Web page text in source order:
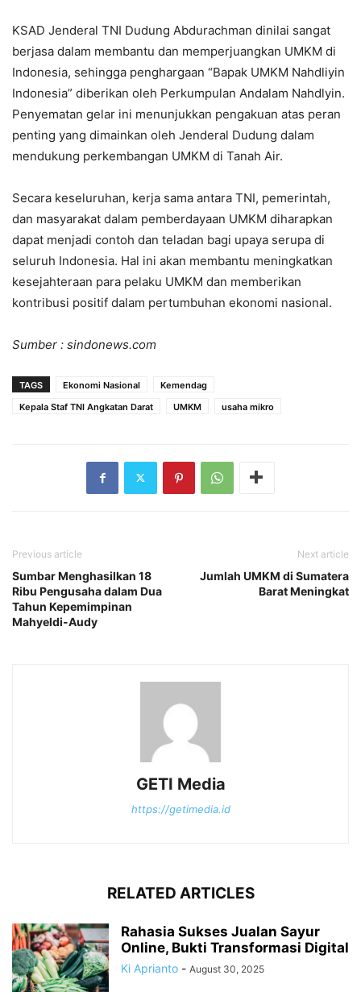
KSAD Jenderal TNI Dudung Abdurachman dinilai sangat
berjasa dalam membantu dan memperjuangkan UMKM di
Indonesia, sehingga penghargaan “Bapak UMKM Nahdliyin
Indonesia” diberikan oleh Perkumpulan Andalam Nahdlyin.
Penyematan gelar ini menunjukkan pengakuan atas peran
penting yang dimainkan oleh Jenderal Dudung dalam
mendukung perkembangan UMKM di Tanah Air.
Secara keseluruhan, kerja sama antara TNI, pemerintah,
dan masyarakat dalam pemberdayaan UMKM diharapkan
dapat menjadi contoh dan teladan bagi upaya serupa di
seluruh Indonesia. Hal ini akan membantu meningkatkan
kesejahteraan para pelaku UMKM dan memberikan
kontribusi positif dalam pertumbuhan ekonomi nasional.
Sumber : sindonews.com
TAGS Ekonomi Nasional
Kemendag
Kepala Staf TNI Angkatan Darat
UMKM usaha mikro
Previous article
Sumbar Menghasilkan 18
Ribu Pengusaha dalam Dua
Tahun Kepemimpinan
Mahyeldi-Audy
Next article
Jumlah UMKM di Sumatera
Barat Meningkat
GETI Media
https://getimedia.id
RELATED ARTICLES
Rahasia Sukses Jualan Sayur
Online, Bukti Transformasi Digital
Ki Aprianto - August 30, 2025